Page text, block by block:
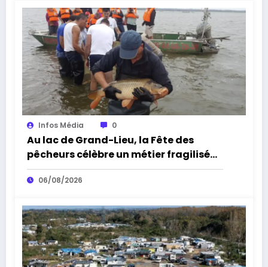
Infos Média 0
Au lac de Grand-Lieu, la Fête des
pêcheurs célèbre un métier fragilisé
par les cormorans et la sécheresse
06/08/2026